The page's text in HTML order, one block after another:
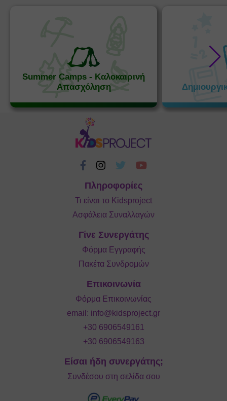
Summer Camps - Καλοκαιρινή
Απασχόληση
Πληροφορίες
Τι είναι το Kidsproject
Ασφάλεια Συναλλαγών
Γίνε Συνεργάτης
Φόρμα Εγγραφής
Πακέτα Συνδρομών
Επικοινωνία
Φόρμα Επικοινωνίας
email: info@kidsproject.gr
+30 6906549161
+30 6906549163
Είσαι ήδη συνεργάτης;
Συνδέσου στη σελίδα σου